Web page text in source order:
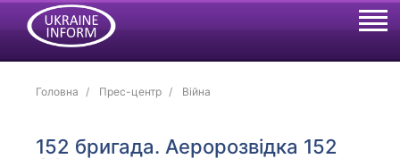
Головна Прес-центр Війна
152 бригада. Аеророзвідка 152